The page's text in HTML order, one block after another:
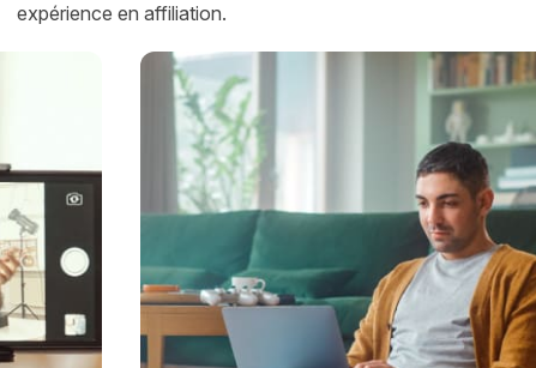
expérience en affiliation.